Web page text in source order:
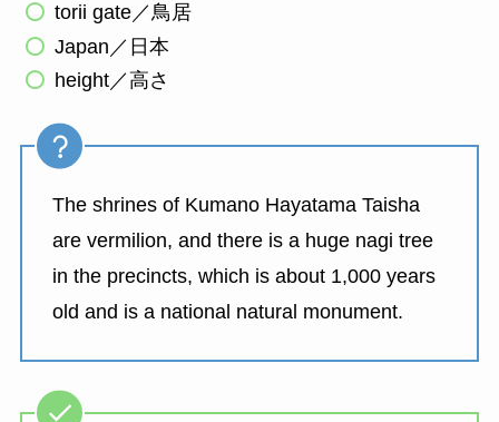
torii gate／鳥居
Japan／日本
height／高さ
The shrines of Kumano Hayatama Taisha
are vermilion, and there is a huge nagi tree
in the precincts, which is about 1,000 years
old and is a national natural monument.